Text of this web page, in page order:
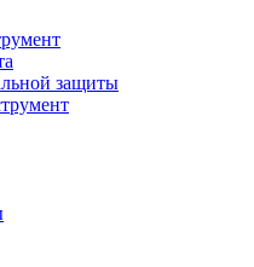
защиты